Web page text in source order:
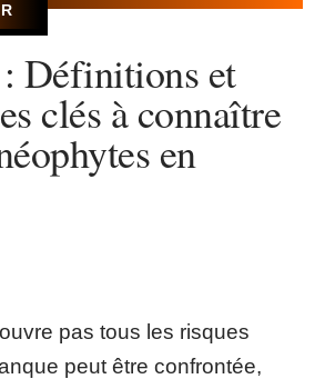
Définitions et
clés à connaître
en
pas tous les risques
peut être confrontée,